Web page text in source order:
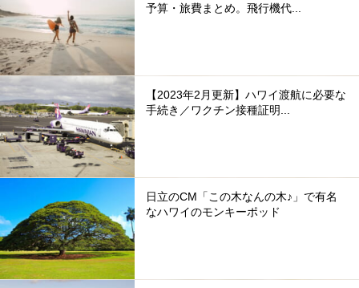
予算・旅費まとめ。飛行機代...
【2023年2月更新】ハワイ渡航に必要な
手続き／ワクチン接種証明...
日立のCM「この木なんの木♪」で有名
なハワイのモンキーポッド